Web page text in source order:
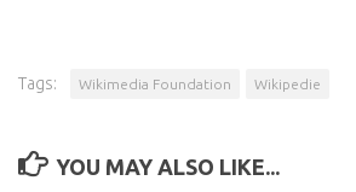
Tags: Wikimedia Foundation Wikipedie
YOU MAY ALSO LIKE...